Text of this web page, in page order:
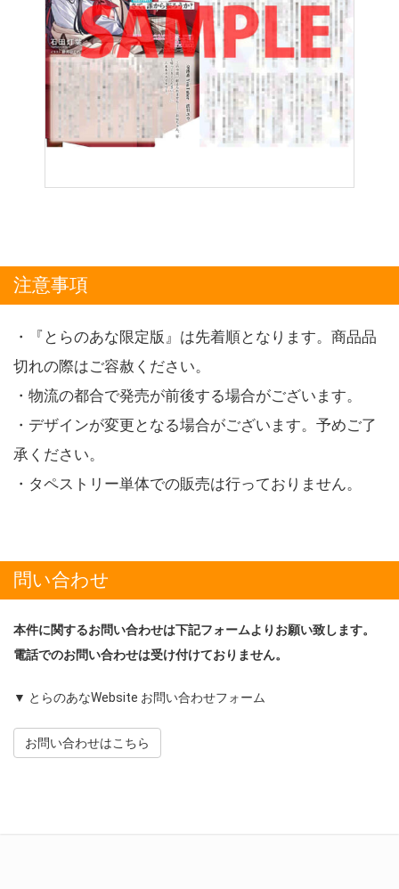
注意事項
・『とらのあな限定版』は先着順となります。商品品
切れの際はご容赦ください。
・物流の都合で発売が前後する場合がございます。
・デザインが変更となる場合がございます。予めご了
承ください。
・タペストリー単体での販売は行っておりません。
問い合わせ
本件に関するお問い合わせは下記フォームよりお願い致します。
電話でのお問い合わせは受け付けておりません。
▼ とらのあなWebsite お問い合わせフォーム
お問い合わせはこちら